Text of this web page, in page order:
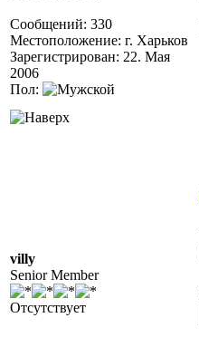
Сообщений: 330
Местоположение: г. Харьков
Зарегистрирован: 22. Мая
2006
Пол:
villy
Senior Member
Отсутствует